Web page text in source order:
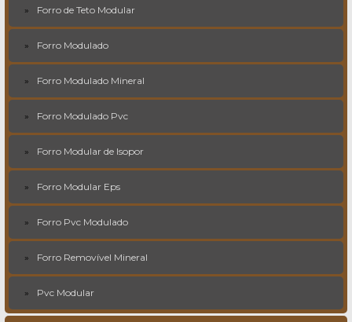
Forro de Teto Modular
Forro Modulado
Forro Modulado Mineral
Forro Modulado Pvc
Forro Modular de Isopor
Forro Modular Eps
Forro Pvc Modulado
Forro Removível Mineral
Pvc Modular